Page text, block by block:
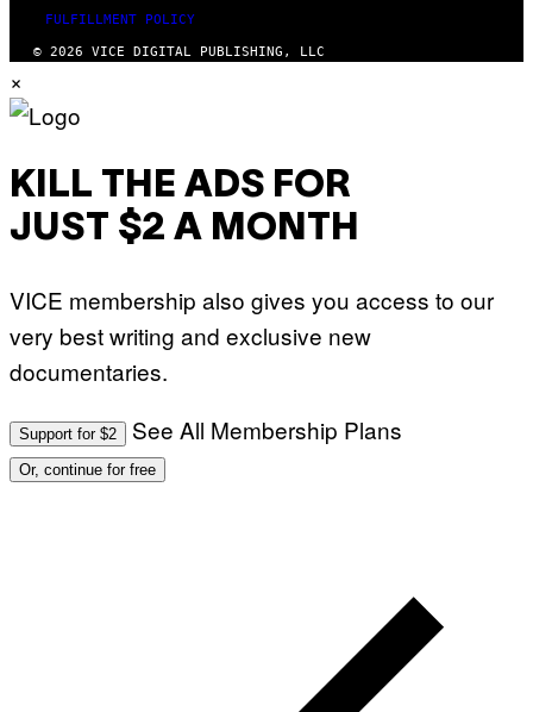
FULFILLMENT POLICY
© 2026 VICE DIGITAL PUBLISHING, LLC
×
KILL THE ADS FOR
JUST $2 A MONTH
VICE membership also gives you access to our
very best writing and exclusive new
documentaries.
Support for $2 See All Membership Plans
Or, continue for free